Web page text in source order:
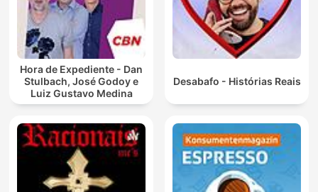
Hora de Expediente - Dan
Stulbach, José Godoy e
Luiz Gustavo Medina
Desabafo - Histórias Reais